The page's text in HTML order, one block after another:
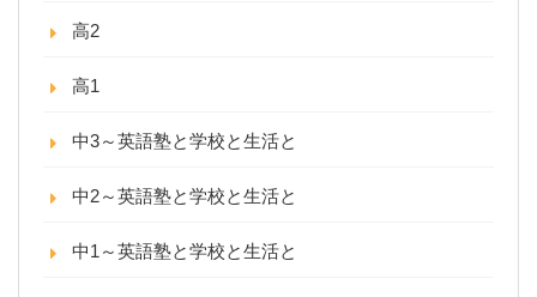
高2
高1
中3～英語塾と学校と生活と
中2～英語塾と学校と生活と
中1～英語塾と学校と生活と